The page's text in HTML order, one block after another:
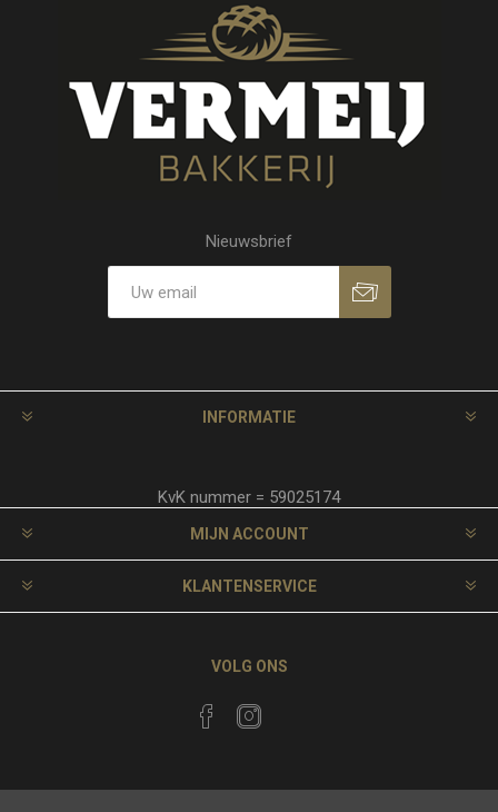
Nieuwsbrief
INFORMATIE
KvK nummer = 59025174
MIJN ACCOUNT
KLANTENSERVICE
VOLG ONS